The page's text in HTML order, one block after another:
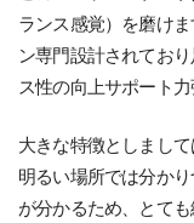
ランス感覚）を磨け
ン専門設計されてお
ス性の向上サポート力
大きな特徴としまし
明るい場所では分か
が分かるため、とて